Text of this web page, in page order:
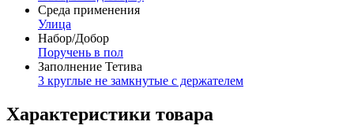
Среда применения
Улица
Набор/Добор
Поручень в пол
Заполнение Тетива
3 круглые не замкнутые с держателем
Характеристики товара